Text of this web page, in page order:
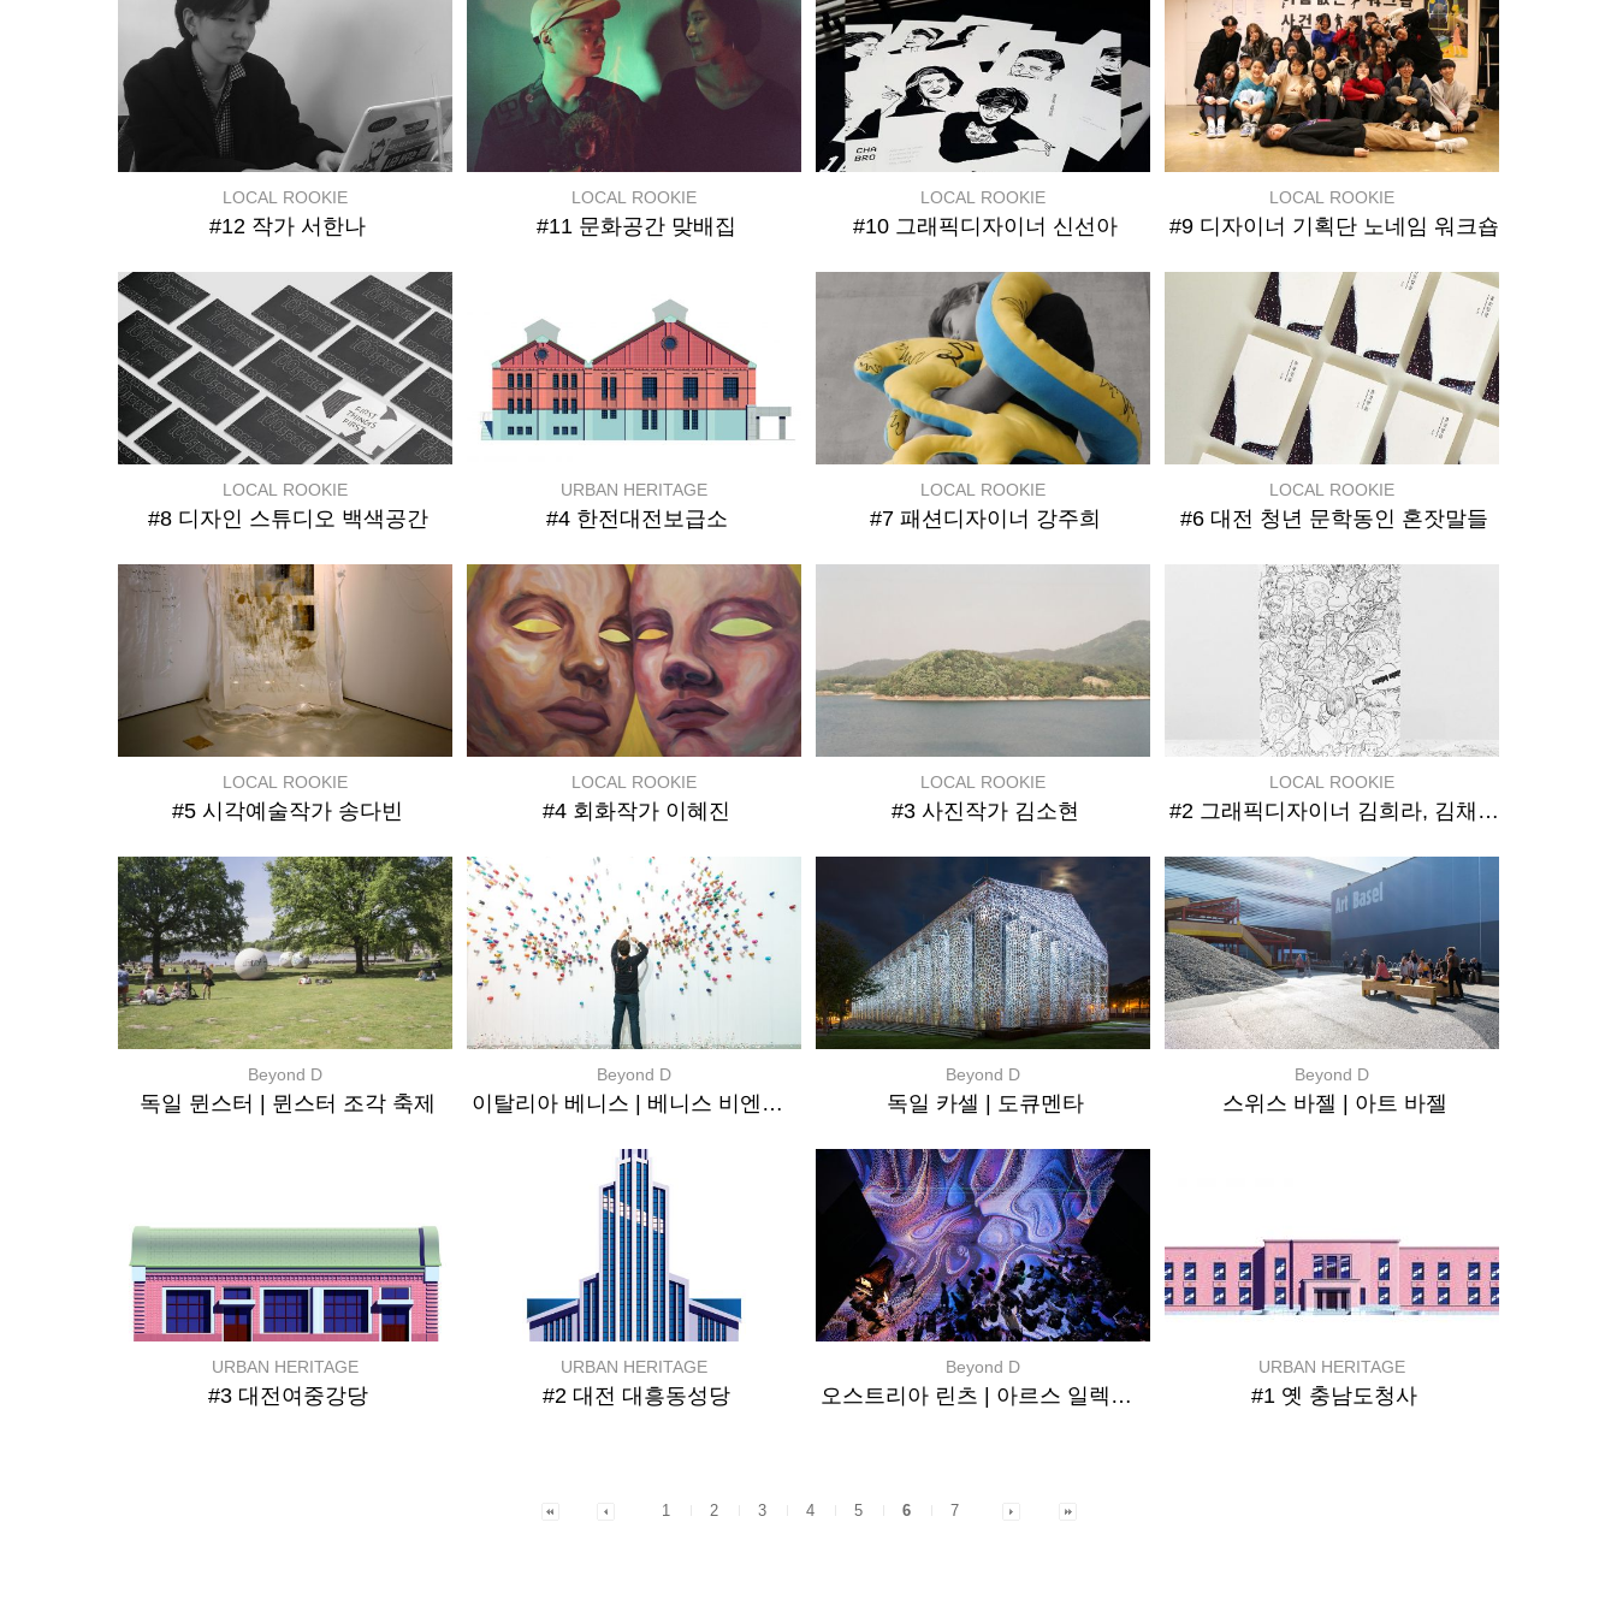
LOCAL ROOKIE
#12 작가 서한나
LOCAL ROOKIE
#11 문화공간 맞배집
LOCAL ROOKIE
#10 그래픽디자이너 신선아
LOCAL ROOKIE
#9 디자이너 기획단 노네임 워크숍
LOCAL ROOKIE
#8 디자인 스튜디오 백색공간
URBAN HERITAGE
#4 한전대전보급소
LOCAL ROOKIE
#7 패션디자이너 강주희
LOCAL ROOKIE
#6 대전 청년 문학동인 혼잣말들
LOCAL ROOKIE
#5 시각예술작가 송다빈
LOCAL ROOKIE
#4 회화작가 이혜진
LOCAL ROOKIE
#3 사진작가 김소현
LOCAL ROOKIE
#2 그래픽디자이너 김희라, 김채경, 곽신희
Beyond D
독일 뮌스터 | 뮌스터 조각 축제
Beyond D
이탈리아 베니스 | 베니스 비엔날레
Beyond D
독일 카셀 | 도큐멘타
Beyond D
스위스 바젤 | 아트 바젤
URBAN HERITAGE
#3 대전여중강당
URBAN HERITAGE
#2 대전 대흥동성당
Beyond D
오스트리아 린츠 | 아르스 일렉트로니카
URBAN HERITAGE
#1 옛 충남도청사
1 2 3 4 5 6 7